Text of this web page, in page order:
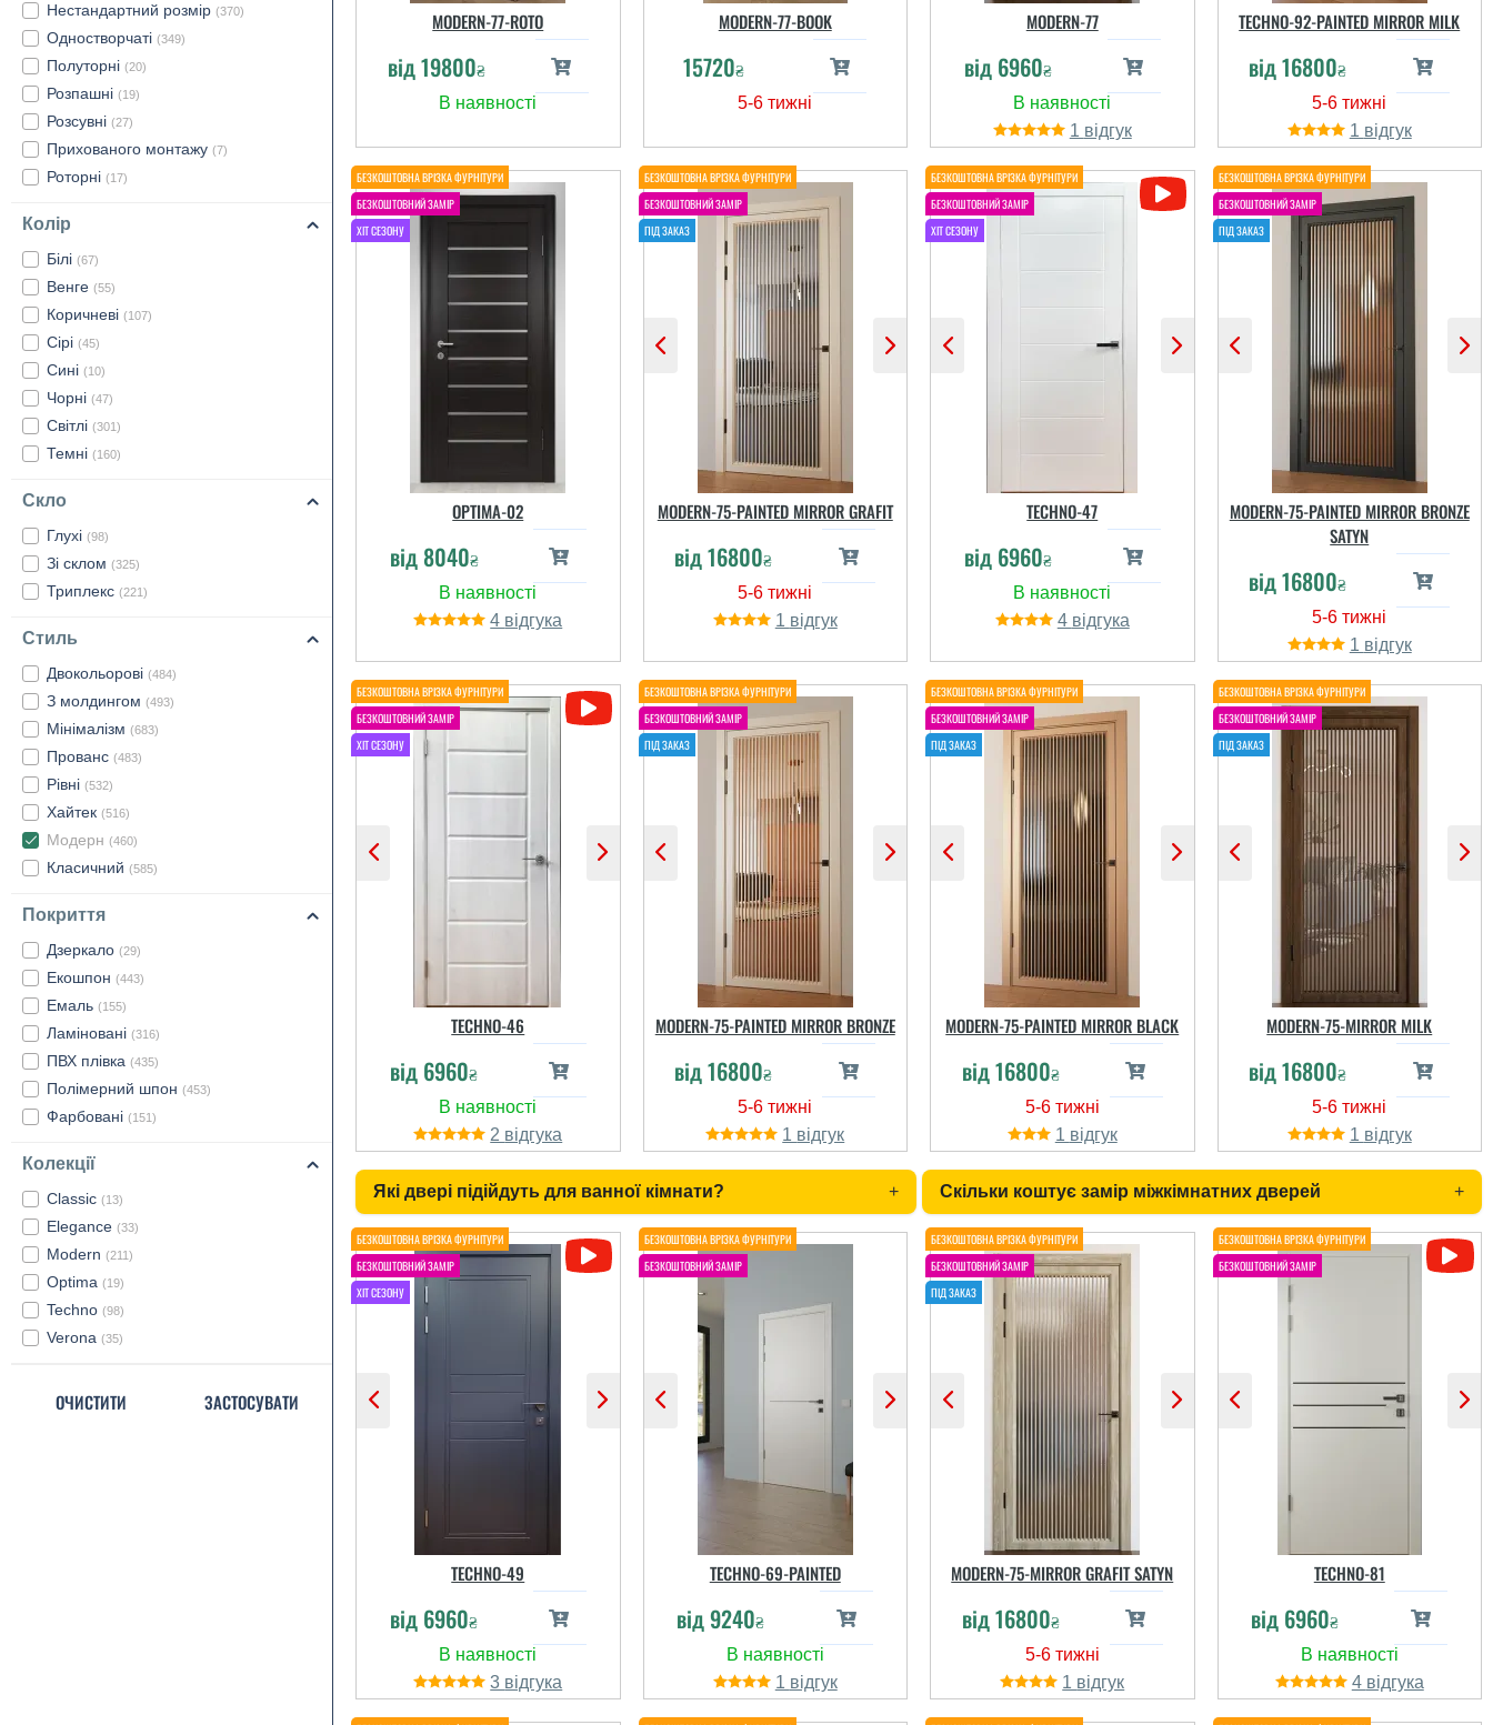
Нестандартний розмір (370)
Одностворчаті (349)
Полуторні (20)
Розпашні (19)
Розсувні (27)
Прихованого монтажу (7)
Роторні (17)
Колір
Білі (67)
Венге (55)
Коричневі (107)
Сірі (45)
Сині (10)
Чорні (47)
Світлі (301)
Темні (160)
Скло
Глухі (98)
Зі склом (325)
Триплекс (221)
Стиль
Двокольорові (484)
З молдингом (493)
Мінімалізм (683)
Прованс (483)
Рівні (532)
Хайтек (516)
Модерн (460)
Класичний (585)
Покриття
Дзеркало (29)
Екошпон (443)
Емаль (155)
Ламіновані (316)
ПВХ плівка (435)
Полімерний шпон (453)
Фарбовані (151)
Колекції
Classic (13)
Elegance (33)
Modern (211)
Optima (19)
Techno (98)
Verona (35)
ОЧИСТИТИ ЗАСТОСУВАТИ
MODERN-77-ROTO
від19800₴
MODERN-77-BOOK
15720₴
MODERN-77
від 6960₴
1
Роман
TECHNO-92-PAINTED MIRROR MILK
від16800₴
1
OPTIMA-02
від 8040₴
4
MODERN-75-PAINTED MIRROR GRAFIT
від16800₴
1
TECHNO-47
від 6960₴
4
MODERN-75-PAINTED MIRROR BRONZE
SATYN
від16800₴
1
TECHNO-46
від 6960₴
2
MODERN-75-PAINTED MIRROR BRONZE
від16800₴
1
MODERN-75-PAINTED MIRROR BLACK
від16800₴
1
MODERN-75-MIRROR MILK
від16800₴
1
Які двері підійдуть для ванної кімнати? + Скільки коштує замір міжкімнатних дверей +
TECHNO-49
від 6960₴
3
TECHNO-69-PAINTED
від9240₴
1
MODERN-75-MIRROR GRAFIT SATYN
від16800₴
1
TECHNO-81
від 6960₴
4